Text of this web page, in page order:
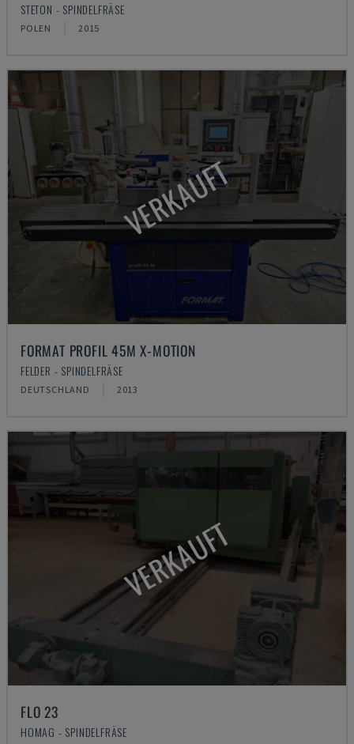
STETON - SPINDELFRÄSE
POLEN 2015
VERKAUFT
FORMAT PROFIL 45M X-MOTION
FELDER - SPINDELFRÄSE
DEUTSCHLAND 2013
VERKAUFT
FLO 23
HOMAG - SPINDELFRÄSE